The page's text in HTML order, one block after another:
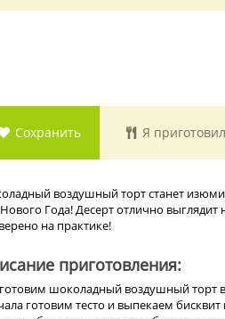
Сохранить Я
воздушный торт станет
Года! Десерт отлично выглядит
на практике!
приготовления:
шоколадный воздушный торт в
готовим тесто и выпекаем